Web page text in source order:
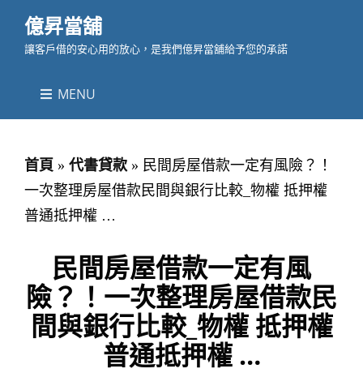
億昇當舖
讓客戶借的安心用的放心，是我們億昇當舖給予您的承諾
MENU
首頁 » 代書貸款 » 民間房屋借款一定有風險？！
一次整理房屋借款民間與銀行比較_物權 抵押權
普通抵押權 …
民間房屋借款一定有風
險？！一次整理房屋借款民
間與銀行比較_物權 抵押權
普通抵押權 …